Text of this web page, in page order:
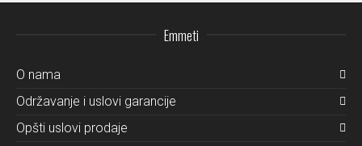
Emmeti
O nama
Održavanje i uslovi garancije
Opšti uslovi prodaje